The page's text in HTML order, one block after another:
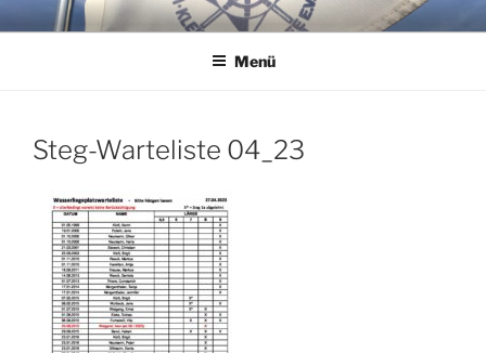
Zum
InhaltWSG KLEINER WANNSEE E.V.
Immer eine handbreit Wasser unterm Kiel.
Menü
Steg-Warteliste 04_23